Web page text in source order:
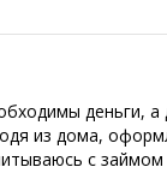
деньги, а
из дома,
с